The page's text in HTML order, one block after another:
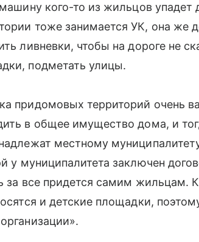
кого-то из жильцов упадет
тоже занимается УК, она же
ливневки, чтобы на дороге не
подметать улицы.
придомовых территорий очень
в общее имущество дома, и
местному
у муниципалитета заключен
за все придется самим жильцам.
и детские площадки,